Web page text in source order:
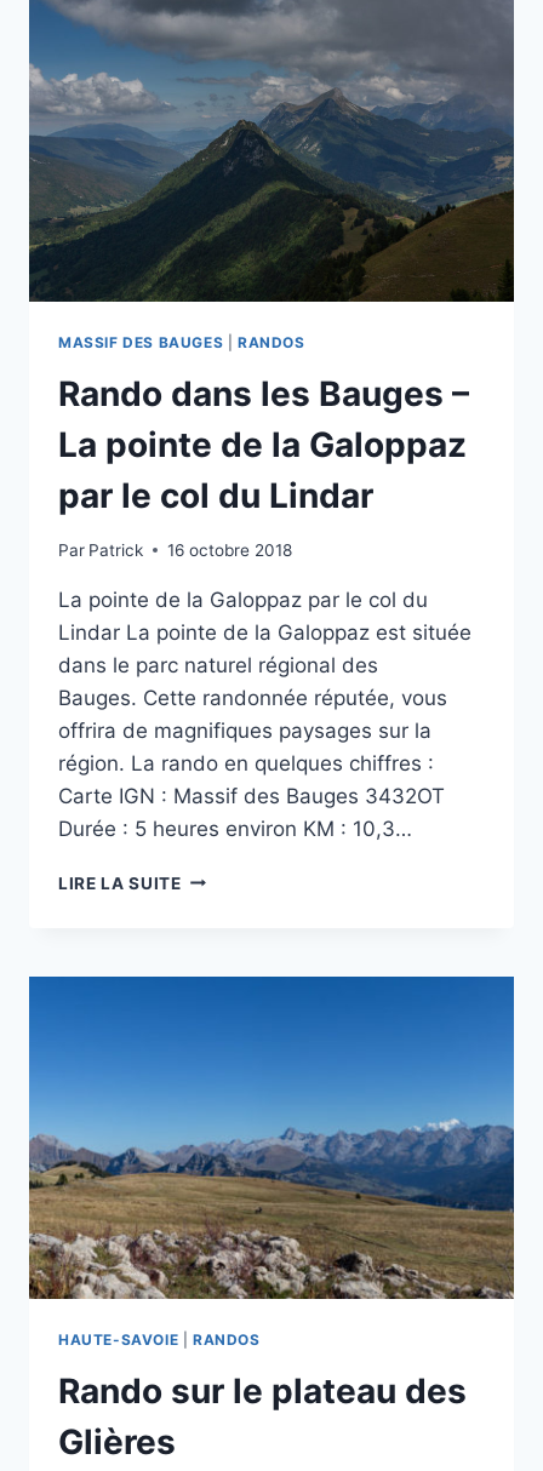
ENTRE
LAC
ET
MONTAGNES
MASSIF DES BAUGES RANDOS
Rando dans les Bauges –
La pointe de la Galoppaz
par le col du Lindar
Par Patrick 16 octobre 2018
La pointe de la Galoppaz par le col du
Lindar La pointe de la Galoppaz est située
dans le parc naturel régional des
Bauges. Cette randonnée réputée, vous
offrira de magnifiques paysages sur la
région. La rando en quelques chiffres :
Carte IGN : Massif des Bauges 3432OT
Durée : 5 heures environ KM : 10,3…
LIRE LA SUITERANDO
–
LE
COL
DU
LINDAR
HAUTE-SAVOIE RANDOS
Rando sur le plateau des
Glières